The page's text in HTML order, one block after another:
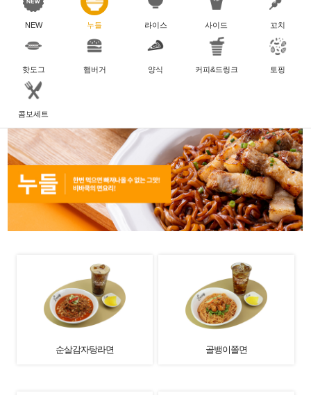
NEW 누들 라이스 사이드 꼬치
핫도그 햄버거 양식 커피&드링크 토핑
콤보세트
순살감자탕라면 골뱅이쫄면